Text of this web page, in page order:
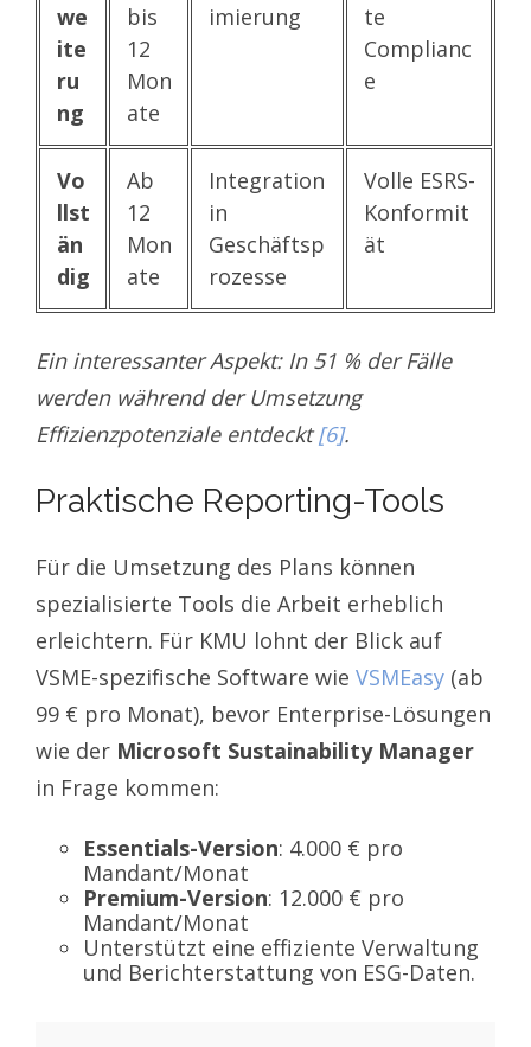
we
ite
ru
ng
bis
12
Mon
ate
imierung
te
Complianc
e
Vo
llst
än
dig
Ab
12
Mon
ate
Integration
in
Geschäftsp
rozesse
Volle ESRS-
Konformit
ät
Ein interessanter Aspekt: In 51 % der Fälle
werden während der Umsetzung
Effizienzpotenziale entdeckt [6].
Praktische Reporting-Tools
Für die Umsetzung des Plans können
spezialisierte Tools die Arbeit erheblich
erleichtern. Für KMU lohnt der Blick auf
VSME-spezifische Software wie VSMEasy (ab
99 € pro Monat), bevor Enterprise-Lösungen
wie der Microsoft Sustainability Manager
in Frage kommen:
Essentials-Version: 4.000 € pro
Mandant/Monat
Premium-Version: 12.000 € pro
Mandant/Monat
Unterstützt eine effiziente Verwaltung
und Berichterstattung von ESG-Daten.